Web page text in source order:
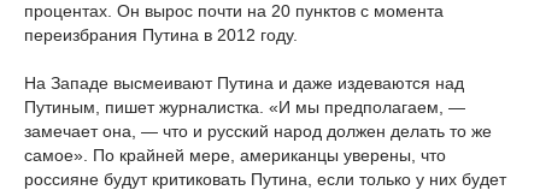
процентах. Он вырос почти на 20 пунктов с момента
переизбрания Путина в 2012 году.
На Западе высмеивают Путина и даже издеваются над
Путиным, пишет журналистка. «И мы предполагаем, —
замечает она, — что и русский народ должен делать то же
самое». По крайней мере, американцы уверены, что
россияне будут критиковать Путина, если только у них будет